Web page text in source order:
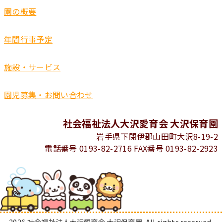
園の概要
年間行事予定
施設・サービス
園児募集・お問い合わせ
社会福祉法人大沢愛育会 大沢保育園
岩手県下閉伊郡山田町大沢8-19-2
電話番号 0193-82-2716 FAX番号 0193-82-2923